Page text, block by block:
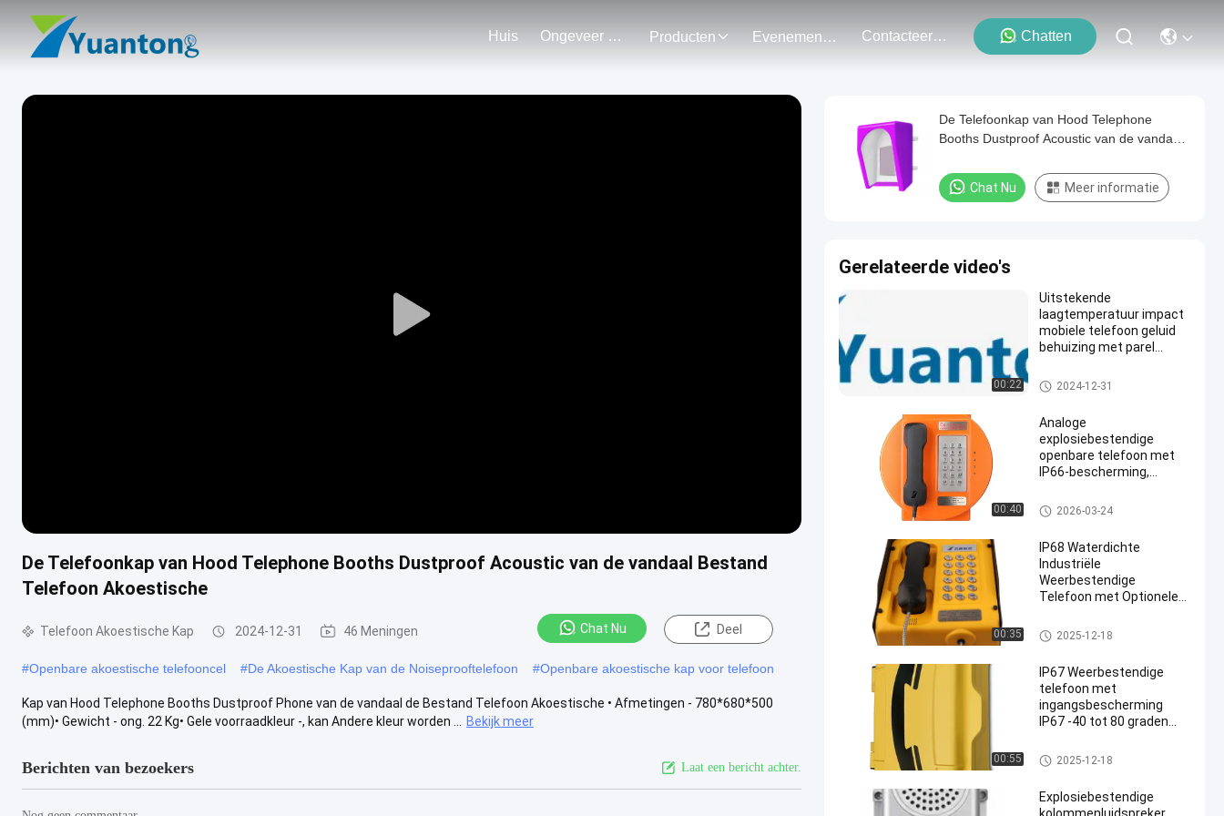
Huis Ongeveer Ons Producten Evenementen Contacteer Ons Chatten
Play
De Telefoonkap van Hood Telephone Booths Dustproof Acoustic van de vandaal Bestand
Telefoon Akoestische
Telefoon Akoestische Kap 2024-12-31 46 Meningen Chat Nu Deel
#Openbare akoestische telefooncel #De Akoestische Kap van de Noiseprooftelefoon #Openbare akoestische kap voor telefoon
Kap van Hood Telephone Booths Dustproof Phone van de vandaal de Bestand Telefoon Akoestische • Afmetingen - 780*680*500
(mm)• Gewicht - ong. 22 Kg• Gele voorraadkleur -, kan Andere kleur worden ...
Bekijk meer
Berichten van bezoekers Laat een bericht achter.
De Telefoonkap van Hood Telephone
Booths Dustproof Acoustic van de vandaal
Chat Nu Meer informatie
Gerelateerde video's
00:22
Uitstekende
laagtemperatuur impact
mobiele telefoon geluid
behuizing met parel
Telefoon Akoestische Kap
2024-12-31
00:40
Analoge
explosiebestendige
openbare telefoon met
IP66-bescherming,
toetsenbord en
ingebouwde versterker
Explosiebestendige Telefoon
2026-03-24
00:35
IP68 Waterdichte
Industriële
Weerbestendige
Telefoon met Optionele
Display voor Noodgebruik
Buiten
Industriële Weerbestendige Tel
efoon
2025-12-18
00:55
IP67 Weerbestendige
telefoon met
ingangsbescherming
IP67 -40 tot 80 graden
Industriële communicatieappa
ratuur
2025-12-18
Explosiebestendige